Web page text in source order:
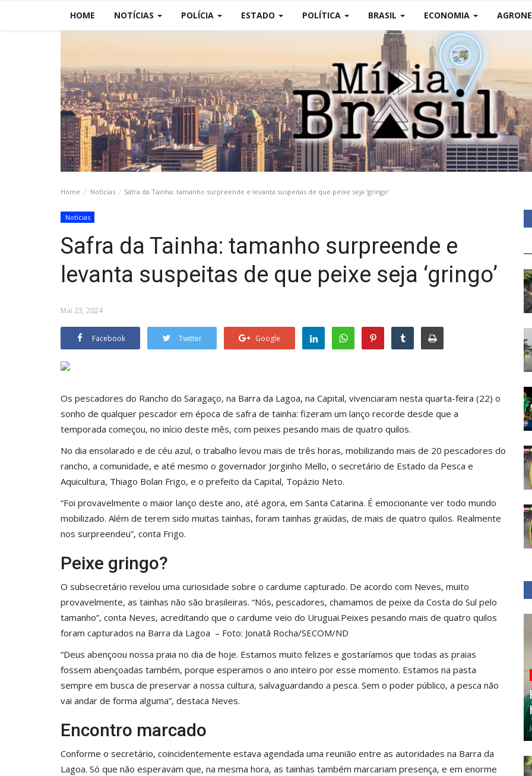
HOME NOTÍCIAS POLÍCIA ESTADO POLÍTICA BRASIL ECONOMIA
Home Notícias Safra da Tainha: tamanho surpreende e levanta suspeitas de que peixe seja ‘gringo’
Notícias
Safra da Tainha: tamanho surpreende e
levanta suspeitas de que peixe seja ‘gringo’
Mai 23, 2024
Facebook Twitter Google
Os pescadores do Rancho do Saragaço, na Barra da Lagoa, na Capital, vivenciaram nesta quarta-feira (22) o
sonho de qualquer pescador em época de safra de tainha: fizeram um lanço recorde desde que a
temporada começou, no início deste mês, com peixes pesando mais de quatro quilos.
No dia ensolarado e de céu azul, o trabalho levou mais de três horas, mobilizando mais de 20 pescadores do
rancho, a comunidade, e até mesmo o governador Jorginho Mello, o secretário de Estado da Pesca e
Aquicultura, Thiago Bolan Frigo, e o prefeito da Capital, Topázio Neto.
“Foi provavelmente o maior lanço deste ano, até agora, em Santa Catarina. É emocionante ver todo mundo
mobilizado. Além de terem sido muitas tainhas, foram tainhas graúdas, de mais de quatro quilos. Realmente
nos surpreendeu”, conta Frigo.
Peixe gringo?
O subsecretário revelou uma curiosidade sobre o cardume capturado. De acordo com Neves, muito
provavelmente, as tainhas não são brasileiras. “Nós, pescadores, chamamos de peixe da Costa do Sul pelo
tamanho”, conta Neves, acreditando que o cardume veio do Uruguai.Peixes pesando mais de quatro quilos
foram capturados na Barra da Lagoa – Foto: Jonatã Rocha/SECOM/ND
“Deus abençoou nossa praia no dia de hoje. Estamos muito felizes e gostaríamos que todas as praias
fossem abençoadas também, porque esperamos o ano inteiro por esse momento. Estamos na pasta
sempre em busca de preservar a nossa cultura, salvaguardando a pesca. Sem o poder público, a pesca não
vai andar de forma alguma”, destaca Neves.
Encontro marcado
Conforme o secretário, coincidentemente estava agendada uma reunião entre as autoridades na Barra da
Lagoa. Só que não esperavam que, na mesma hora, as tainhas também marcariam presença, e em enorme